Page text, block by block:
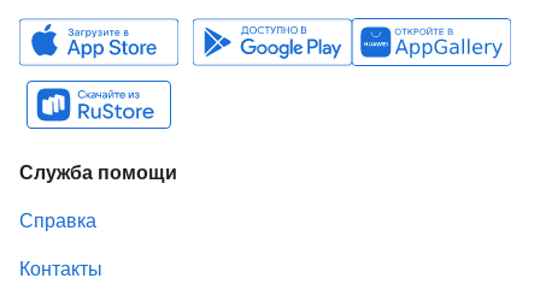
Служба помощи
Справка
Контакты